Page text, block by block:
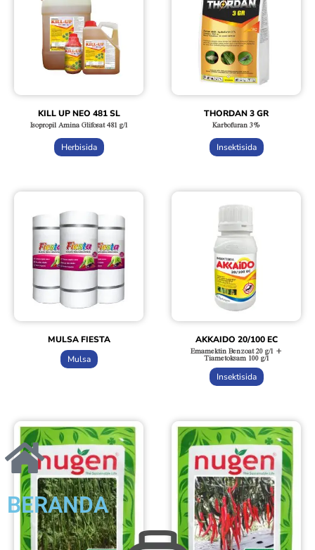
KILL UP NEO 481 SL
Isopropil Amina Glifosat 481 g/l
Herbisida
THORDAN 3 GR
Karbofuran 3%
Insektisida
MULSA FIESTA
Mulsa
AKKAIDO 20/100 EC
Emamektin Benzoat 20 g/l +
Tiametoksam 100 g/l
Insektisida
BERANDA